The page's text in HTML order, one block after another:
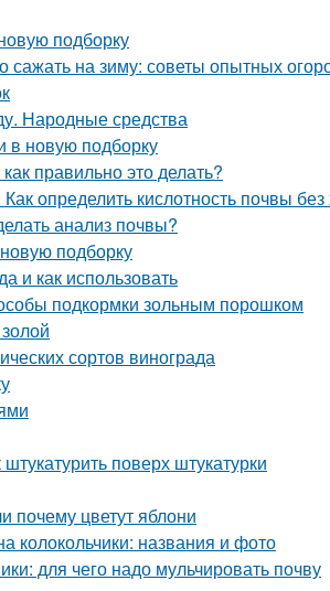
подборку
на зиму: советы опытных
Народные средства
в новую подборку
правильно это делать?
определить кислотность почвы
анализ почвы?
подборку
и как использовать
подкормки зольным порошком
сортов винограда
поверх штукатурки
цветут яблони
колокольчики: названия и фото
для чего надо мульчировать почву